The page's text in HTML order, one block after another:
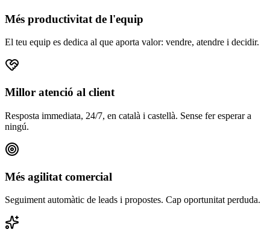
Més productivitat de l'equip
El teu equip es dedica al que aporta valor: vendre, atendre i decidir.
Millor atenció al client
Resposta immediata, 24/7, en català i castellà. Sense fer esperar a
ningú.
Més agilitat comercial
Seguiment automàtic de leads i propostes. Cap oportunitat perduda.